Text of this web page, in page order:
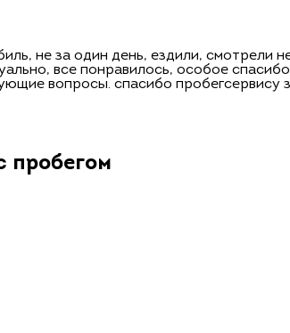
не за один день, ездили, смотрели
все понравилось, особое
вопросы. спасибо пробегсервису
пробегом